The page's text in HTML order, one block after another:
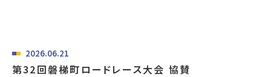
2026.06.21
第32回磐梯町ロードレース大会 協賛